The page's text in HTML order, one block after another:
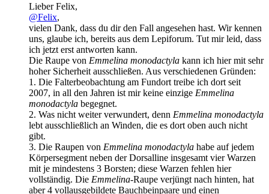
Lieber Felix,
@Felix,
vielen Dank, dass du dir den Fall angesehen hast. Wir kennen
uns, glaube ich, bereits aus dem Lepiforum. Tut mir leid, dass
ich jetzt erst antworten kann.
Die Raupe von Emmelina monodactyla kann ich hier mit sehr
hoher Sicherheit ausschließen. Aus verschiedenen Gründen:
1. Die Falterbeobachtung am Fundort treibe ich dort seit
2007, in all den Jahren ist mir keine einzige Emmelina
monodactyla begegnet.
2. Was nicht weiter verwundert, denn Emmelina monodactyla
lebt ausschließlich an Winden, die es dort oben auch nicht
gibt.
3. Die Raupen von Emmelina monodactyla habe auf jedem
Körpersegment neben der Dorsalline insgesamt vier Warzen
mit je mindestens 3 Borsten; diese Warzen fehlen hier
vollständig. Die Emmelina-Raupe verjüngt nach hinten, hat
aber 4 vollausgebildete Bauchbeinpaare und einen